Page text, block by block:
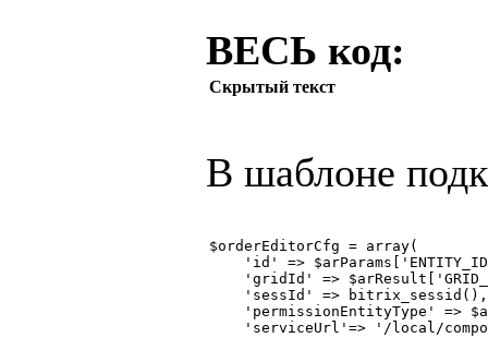
ВЕСЬ код:
Скрытый текст
В шаблоне
$orderEditorCfg = array(
'id' =>
'gridId' =>
'sessId' => bitrix_sessid(),
'permissionEntityType' =>
'serviceUrl'=> '/local/